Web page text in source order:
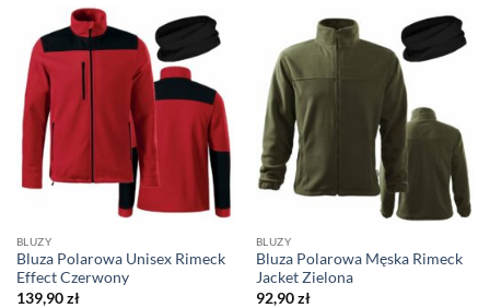
BLUZY
Bluza Polarowa Unisex Rimeck
Effect Czerwony
139,90zł
BLUZY
Bluza Polarowa Męska Rimeck
Jacket Zielona
92,90zł